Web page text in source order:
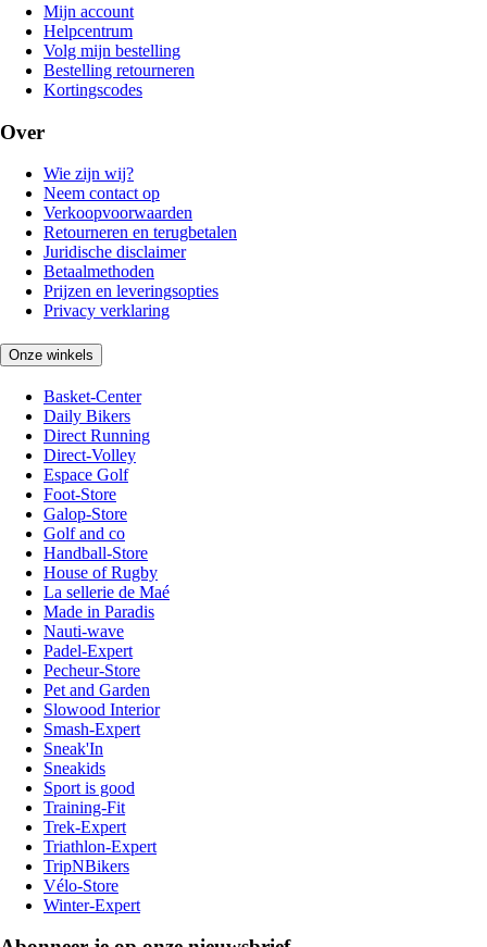
Mijn account
Helpcentrum
Volg mijn bestelling
Bestelling retourneren
Kortingscodes
Over
Wie zijn wij?
Neem contact op
Verkoopvoorwaarden
Retourneren en terugbetalen
Juridische disclaimer
Betaalmethoden
Prijzen en leveringsopties
Privacy verklaring
Onze winkels
Basket-Center
Daily Bikers
Direct Running
Direct-Volley
Espace Golf
Foot-Store
Galop-Store
Golf and co
Handball-Store
House of Rugby
La sellerie de Maé
Made in Paradis
Nauti-wave
Padel-Expert
Pecheur-Store
Pet and Garden
Slowood Interior
Smash-Expert
Sneak'In
Sneakids
Sport is good
Training-Fit
Trek-Expert
Triathlon-Expert
TripNBikers
Vélo-Store
Winter-Expert